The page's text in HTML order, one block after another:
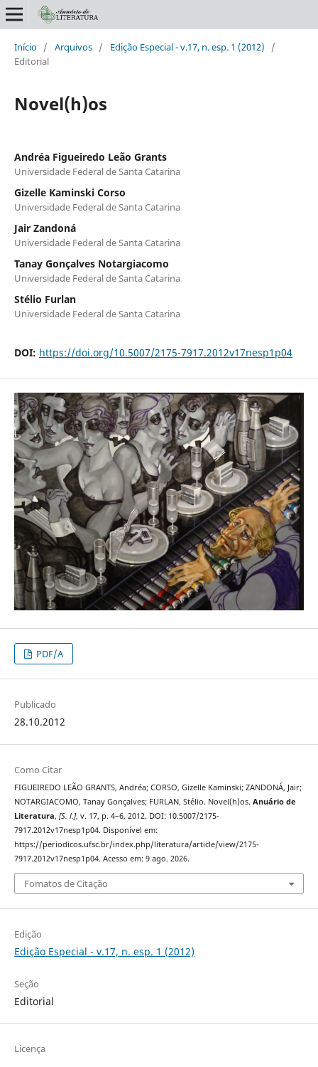
Início / Arquivos / Edição Especial - v.17, n. esp. 1 (2012)
/
Editorial
Novel(h)os
Andréa Figueiredo Leão Grants
Universidade Federal de Santa Catarina
Gizelle Kaminski Corso
Universidade Federal de Santa Catarina
Jair Zandoná
Universidade Federal de Santa Catarina
Tanay Gonçalves Notargiacomo
Universidade Federal de Santa Catarina
Stélio Furlan
Universidade Federal de Santa Catarina
DOI: https://doi.org/10.5007/2175-7917.2012v17nesp1p04
PDF/A
Publicado
28.10.2012
Como Citar
FIGUEIREDO LEÃO GRANTS, Andréa; CORSO, Gizelle Kaminski; ZANDONÁ, Jair;
NOTARGIACOMO, Tanay Gonçalves; FURLAN, Stélio. Novel(h)os. Anuário de
Literatura, [S. l.], v. 17, p. 4–6, 2012. DOI: 10.5007/2175-
7917.2012v17nesp1p04. Disponível em:
https://periodicos.ufsc.br/index.php/literatura/article/view/2175-
7917.2012v17nesp1p04. Acesso em: 9 ago. 2026.
Fomatos de Citação
Edição
Edição Especial - v.17, n. esp. 1 (2012)
Seção
Editorial
Licença